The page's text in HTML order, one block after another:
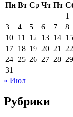
Пн Вт Ср Чт Пт
1
3
4 5 6 7 8
10 11 12 13 14 15
17 18 19 20 21 22
24 25 26 27 28 29
31
« Июл
Рубрики